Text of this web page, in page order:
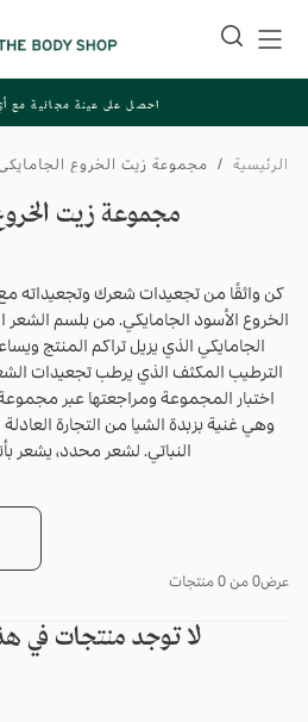
إلى
المحتوى
احصل على عينة مجانية مع
الرئيسية / مجموعة زيت الخروع
مجموعة زيت
كن واثقًا من تجعيدات شعرك وتجعيداته
الخروع الأسود الجامايكي. من بلسم
الجامايكي الذي يزيل تراكم المنتج
الترطيب المكثف الذي يرطب تجعيدات
اختبار المجموعة ومراجعتها عبر
وهي غنية بزبدة الشيا من التجارة
النباتي. لشعر محدد، يشعر
عرض0 من 0 منتجات
لا توجد منتجات في